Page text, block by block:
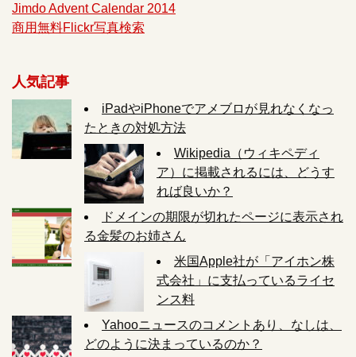
Jimdo Advent Calendar 2014
商用無料Flickr写真検索
人気記事
iPadやiPhoneでアメブロが見れなくなっ
たときの対処方法
Wikipedia（ウィキペディ
ア）に掲載されるには、どうす
れば良いか？
ドメインの期限が切れたページに表示され
る金髪のお姉さん
米国Apple社が「アイホン株
式会社」に支払っているライセ
ンス料
Yahooニュースのコメントあり、なしは、
どのように決まっているのか？